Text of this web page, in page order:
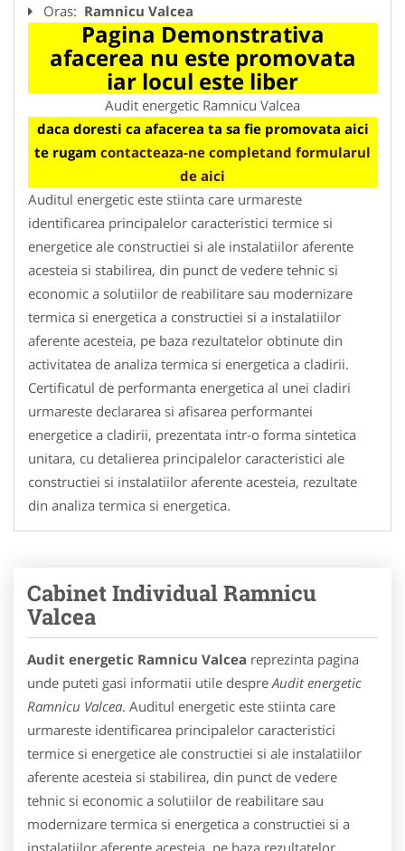
Oras: Ramnicu Valcea
Pagina Demonstrativa
afacerea nu este promovata
iar locul este liber
Audit energetic Ramnicu Valcea
daca doresti ca afacerea ta sa fie promovata aici
te rugam contacteaza-ne completand formularul
de aici
Auditul energetic este stiinta care urmareste
identificarea principalelor caracteristici termice si
energetice ale constructiei si ale instalatiilor aferente
acesteia si stabilirea, din punct de vedere tehnic si
economic a solutiilor de reabilitare sau modernizare
termica si energetica a constructiei si a instalatiilor
aferente acesteia, pe baza rezultatelor obtinute din
activitatea de analiza termica si energetica a cladirii.
Certificatul de performanta energetica al unei cladiri
urmareste declararea si afisarea performantei
energetice a cladirii, prezentata intr-o forma sintetica
unitara, cu detalierea principalelor caracteristici ale
constructiei si instalatiilor aferente acesteia, rezultate
din analiza termica si energetica.
Cabinet Individual Ramnicu
Valcea
Audit energetic Ramnicu Valcea reprezinta pagina
unde puteti gasi informatii utile despre Audit energetic
Ramnicu Valcea. Auditul energetic este stiinta care
urmareste identificarea principalelor caracteristici
termice si energetice ale constructiei si ale instalatiilor
aferente acesteia si stabilirea, din punct de vedere
tehnic si economic a solutiilor de reabilitare sau
modernizare termica si energetica a constructiei si a
instalatiilor aferente acesteia, pe baza rezultatelor